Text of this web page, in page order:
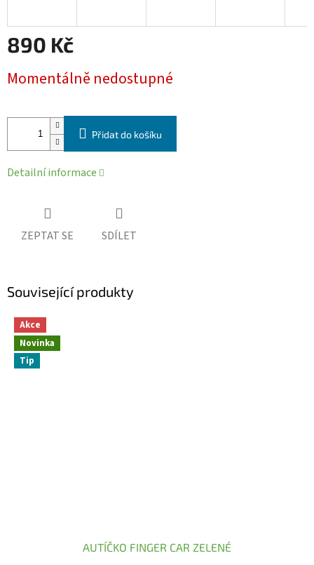
890 Kč
cena:
Momentálně nedostupné
Přidat do košíku
Detailní informace
ZEPTAT SE SDÍLET
Související produkty
Akce
Novinka
Tip
AUTÍČKO FINGER CAR ZELENÉ